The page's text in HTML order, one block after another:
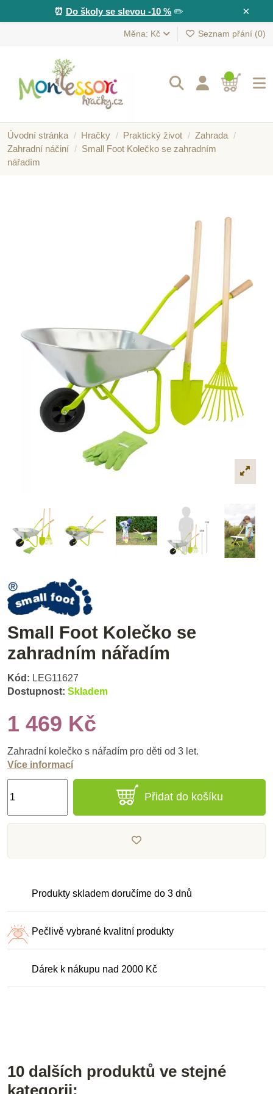
×
⏰ Do školy se slevou -10 %✏️
Měna: Kč Seznam přání (0)
Úvodní stránka Hračky Praktický život
Zahrada
Zahradní náčiní
Small Foot Kolečko se zahradním
nářadím
Small Foot Kolečko se
zahradním nářadím
Kód: LEG11627
Dostupnost: Skladem
1 469 Kč
Zahradní kolečko s nářadím pro děti od 3 let.
Více informací
Přidat do košíku
Produkty skladem doručíme do 3 dnů
Pečlivě vybrané kvalitní produkty
Dárek k nákupu nad 2000 Kč
10 dalších produktů ve stejné
kategorii: